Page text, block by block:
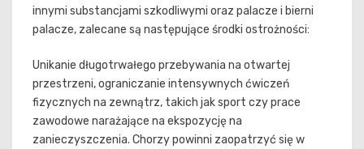
innymi substancjami szkodliwymi oraz palacze i bierni
palacze, zalecane są następujące środki ostrożności:
Unikanie długotrwałego przebywania na otwartej
przestrzeni, ograniczanie intensywnych ćwiczeń
fizycznych na zewnątrz, takich jak sport czy prace
zawodowe narażające na ekspozycję na
zanieczyszczenia. Chorzy powinni zaopatrzyć się w